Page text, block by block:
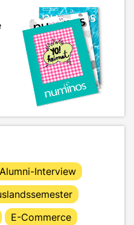
Alumni-Interview
E-Commerce